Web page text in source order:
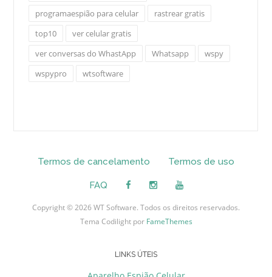
programaespião para celular
rastrear gratis
top10
ver celular gratis
ver conversas do WhastApp
Whatsapp
wspy
wspypro
wtsoftware
Termos de cancelamento Termos de uso
FAQ
Copyright © 2026 WT Software. Todos os direitos reservados.
Tema Codilight por FameThemes
LINKS ÚTEIS